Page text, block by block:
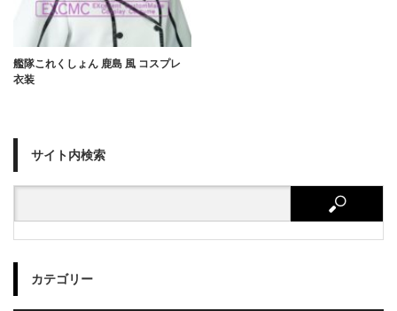
艦隊これくしょん 鹿島 風 コスプレ
衣装
サイト内検索
カテゴリー